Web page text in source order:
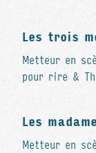
Les trois
Metteur en
pour rire &
Les
Metteur en